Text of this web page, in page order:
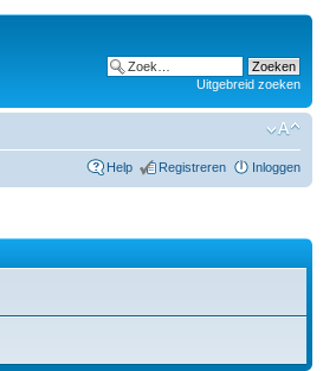
Uitgebreid zoeken
Help Registreren Inloggen